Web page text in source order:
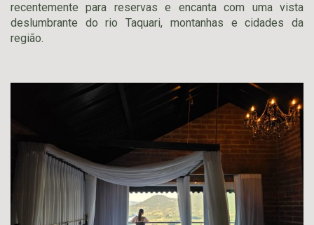
recentemente para reservas e encanta com uma vista
deslumbrante do rio Taquari, montanhas e cidades da
região.